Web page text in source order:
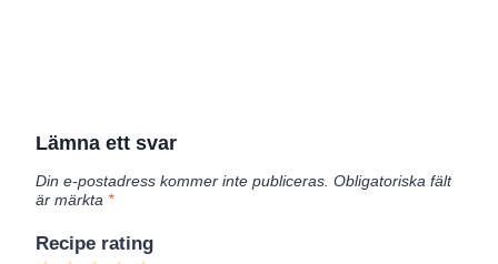
Lämna ett svar
Din e-postadress kommer inte publiceras. Obligatoriska fält
är märkta *
Recipe rating